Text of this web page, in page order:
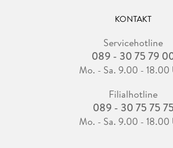
KONTAKT
Servicehotline
089 - 30 75 79
Mo. - Sa. 9.00 - 18.00
Filialhotline
089 - 30 75 75 75
Mo. - Sa. 9.00 - 18.00